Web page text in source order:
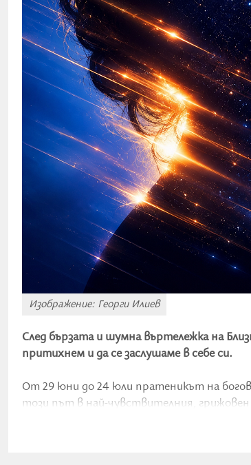
Изображение: Георги Илиев
След бързата и шумна въртележка на
притихнем и да се заслушаме в себе си.
От 29 юни до 24 юли пратеникът на
този път в най-чувствителния,